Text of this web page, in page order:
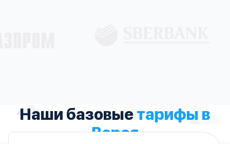
Наши базовыетарифы в
Верея